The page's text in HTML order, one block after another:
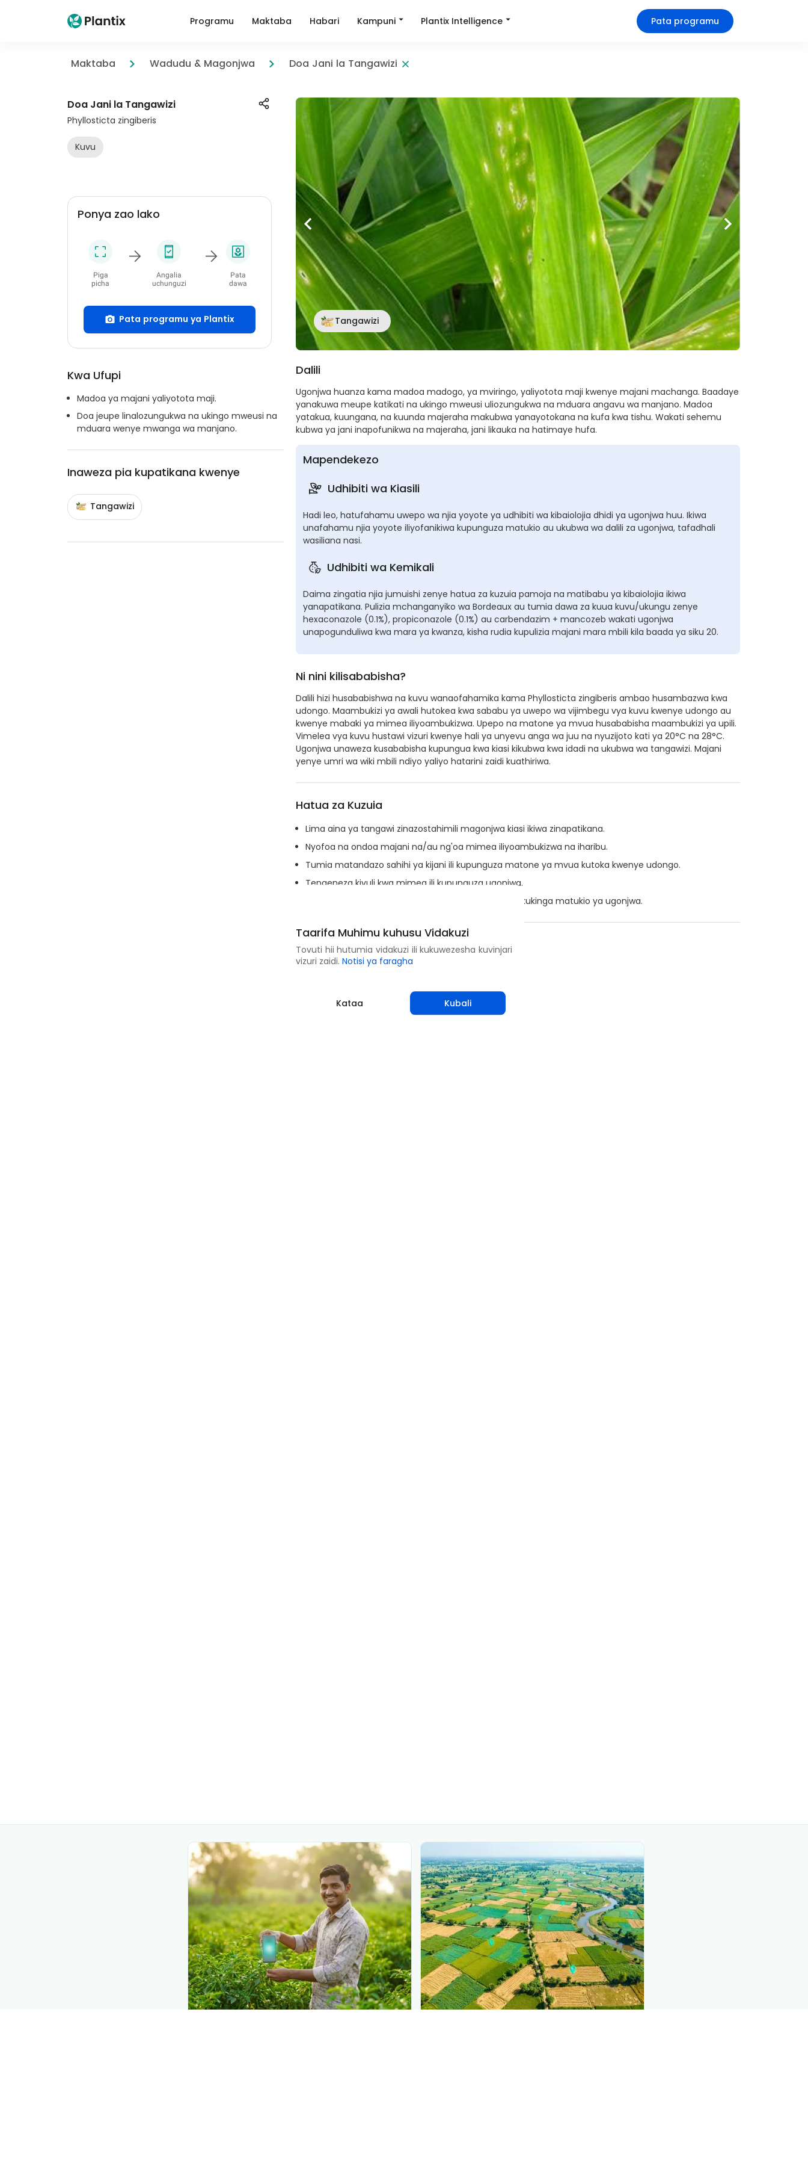
Programu Maktaba Habari Kampuni Plantix Intelligence Pata programu
Maktaba Wadudu & Magonjwa Doa Jani la Tangawizi
Doa Jani la Tangawizi
Phyllosticta zingiberis
Kuvu
Ponya zao lako
Piga
picha
Angalia
uchunguzi
Pata
dawa
Pata programu ya Plantix
Kwa Ufupi
Madoa ya majani yaliyotota maji.
Doa jeupe linalozungukwa na ukingo mweusi na
mduara wenye mwanga wa manjano.
Inaweza pia kupatikana kwenye
Tangawizi
Tangawizi
Dalili
Ugonjwa huanza kama madoa madogo, ya mviringo, yaliyotota maji kwenye majani machanga. Baadaye
yanakuwa meupe katikati na ukingo mweusi uliozungukwa na mduara angavu wa manjano. Madoa
yatakua, kuungana, na kuunda majeraha makubwa yanayotokana na kufa kwa tishu. Wakati sehemu
kubwa ya jani inapofunikwa na majeraha, jani likauka na hatimaye hufa.
Mapendekezo
Udhibiti wa Kiasili
Hadi leo, hatufahamu uwepo wa njia yoyote ya udhibiti wa kibaiolojia dhidi ya ugonjwa huu. Ikiwa
unafahamu njia yoyote iliyofanikiwa kupunguza matukio au ukubwa wa dalili za ugonjwa, tafadhali
wasiliana nasi.
Udhibiti wa Kemikali
Daima zingatia njia jumuishi zenye hatua za kuzuia pamoja na matibabu ya kibaiolojia ikiwa
yanapatikana. Pulizia mchanganyiko wa Bordeaux au tumia dawa za kuua kuvu/ukungu zenye
hexaconazole (0.1%), propiconazole (0.1%) au carbendazim + mancozeb wakati ugonjwa
unapogunduliwa kwa mara ya kwanza, kisha rudia kupulizia majani mara mbili kila baada ya siku 20.
Ni nini kilisababisha?
Dalili hizi husababishwa na kuvu wanaofahamika kama Phyllosticta zingiberis ambao husambazwa kwa
udongo. Maambukizi ya awali hutokea kwa sababu ya uwepo wa vijimbegu vya kuvu kwenye udongo au
kwenye mabaki ya mimea iliyoambukizwa. Upepo na matone ya mvua husababisha maambukizi ya upili.
Vimelea vya kuvu hustawi vizuri kwenye hali ya unyevu anga wa juu na nyuzijoto kati ya 20°C na 28°C.
Ugonjwa unaweza kusababisha kupungua kwa kiasi kikubwa kwa idadi na ukubwa wa tangawizi. Majani
yenye umri wa wiki mbili ndiyo yaliyo hatarini zaidi kuathiriwa.
Hatua za Kuzuia
Lima aina ya tangawi zinazostahimili magonjwa kiasi ikiwa zinapatikana.
Nyofoa na ondoa majani na/au ng'oa mimea iliyoambukizwa na iharibu.
Tumia matandazo sahihi ya kijani ili kupunguza matone ya mvua kutoka kwenye udongo.
Tengeneza kivuli kwa mimea ili kupunguza ugonjwa.
Kilimo cha mzunguko wa mazao kinaweza kusaidia kukinga matukio ya ugonjwa.
Shirikisha
Taarifa Muhimu kuhusu Vidakuzi
Tovuti hii hutumia vidakuzi ili kukuwezesha kuvinjari
vizuri zaidi. Notisi ya faragha
Kataa Kubali